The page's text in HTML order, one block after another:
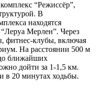
“Режиссёр”,
В
находятся
Мерлен”. Через
фитнес-клубы, включая
На расстоянии 500 м
ближайших
дойти за 1-1,5 км.
в 20 минутах ходьбы.